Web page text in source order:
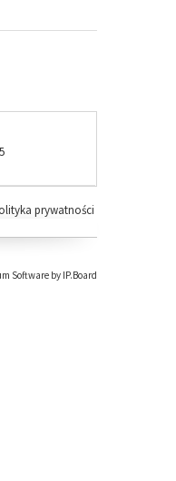
prywatności
Software by IP.Board